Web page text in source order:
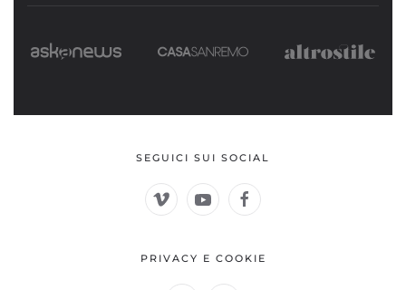
SEGUICI SUI SOCIAL
PRIVACY E COOKIE